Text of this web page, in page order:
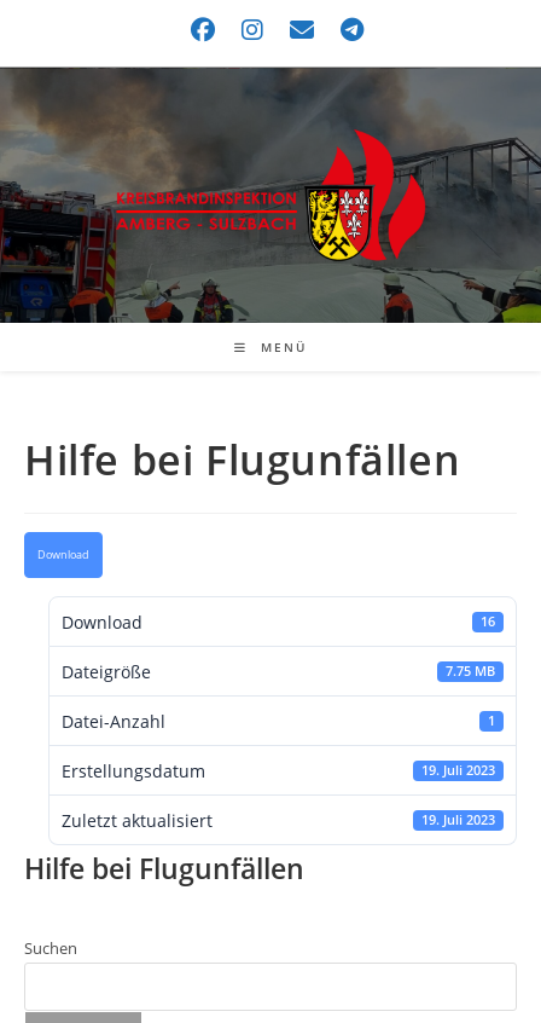
MENÜ
Hilfe bei Flugunfällen
Download
Download 16
Dateigröße 7.75 MB
Datei-Anzahl 1
Erstellungsdatum 19. Juli 2023
Zuletzt aktualisiert 19. Juli 2023
Hilfe bei Flugunfällen
Suchen